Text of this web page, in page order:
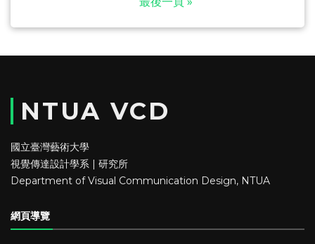
NTUA VCD
國立臺灣藝術大學
視覺傳達設計學系 | 研究所
Department of Visual Communication Design, NTUA
網頁導覽